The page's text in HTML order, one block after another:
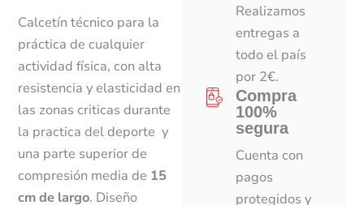
Calcetín técnico para la
práctica de cualquier
actividad física, con alta
resistencia y elasticidad en
las zonas criticas durante
la practica del deporte y
una parte superior de
compresión media de 15
cm de largo. Diseño
Realizamos
entregas a
todo el país
por 2€.
Compra
100%
segura
Cuenta con
pagos
protegidos y